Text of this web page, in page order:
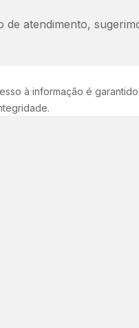
atendimento,
à informação é